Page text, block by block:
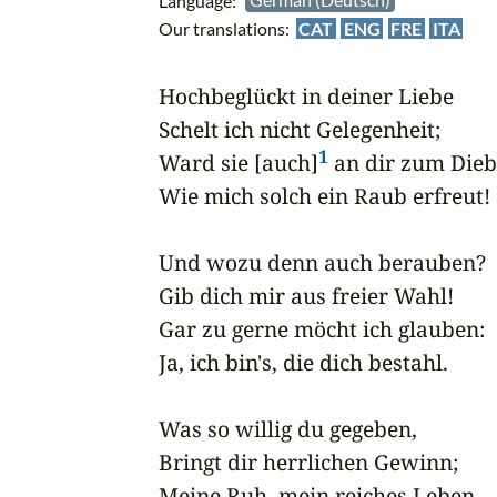
Our translations: CAT ENG FRE ITA
Hochbeglückt in deiner Liebe
Schelt ich nicht Gelegenheit;
Ward sie [auch]1 an dir zum
Wie mich solch ein Raub erfreut!
Und wozu denn auch berauben?
Gib dich mir aus freier Wahl!
Gar zu gerne möcht ich glauben:
Ja, ich bin's, die dich bestahl.
Was so willig du gegeben,
Bringt dir herrlichen Gewinn;